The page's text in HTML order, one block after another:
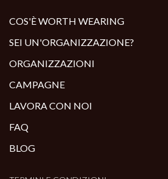
COS'È WORTH WEARING
SEI UN'ORGANIZZAZIONE?
ORGANIZZAZIONI
CAMPAGNE
LAVORA CON NOI
FAQ
BLOG